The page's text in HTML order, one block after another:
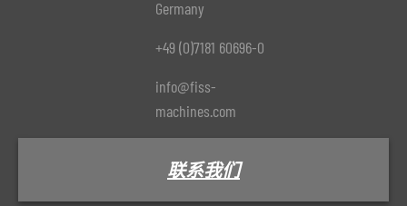
Germany
+49 (0)7181 60696-0
info@fiss-
machines.com
联系我们